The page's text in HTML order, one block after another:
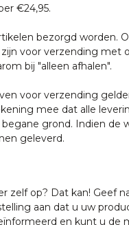
€24,95.
bezorgd worden.
voor verzending met
bij "alleen afhalen".
voor verzending
mee dat alle
grond. Indien de
geleverd.
zelf op? Dat kan! Geef
aan dat u uw
en kunt u de